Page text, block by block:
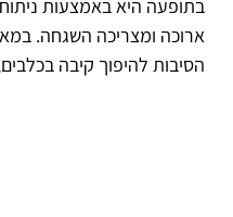
בתופעה היא באמצעות
ארוכה ומצריכה השגחה.
הסיבות להיפוך קיבה